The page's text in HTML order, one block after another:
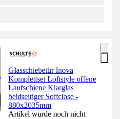
Glasschiebetür Inova
Komplettset Loftstyle offene
Laufschiene Klarglas
beidseitiger Softclose -
880x2035mm
Artikel wurde noch nicht